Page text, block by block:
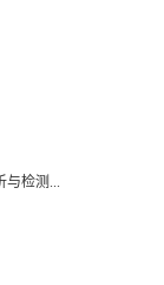
与检测...